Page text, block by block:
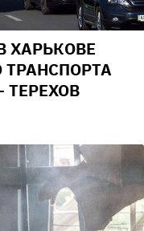
ХАРЬКОВЕ
ТРАНСПОРТА